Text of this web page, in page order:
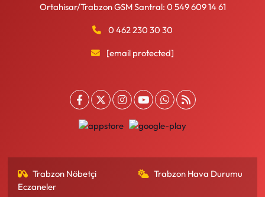
Ortahisar/Trabzon GSM Santral: 0 549 609 14 61
0 462 230 30 30
[email protected]
Trabzon Nöbetçi
Eczaneler
Trabzon Hava Durumu